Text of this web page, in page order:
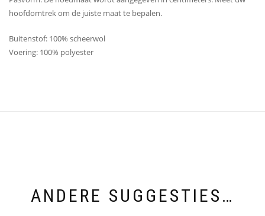
hoofdomtrek om de juiste maat te bepalen.
Buitenstof: 100% scheerwol
Voering: 100% polyester
ANDERE SUGGESTIES…